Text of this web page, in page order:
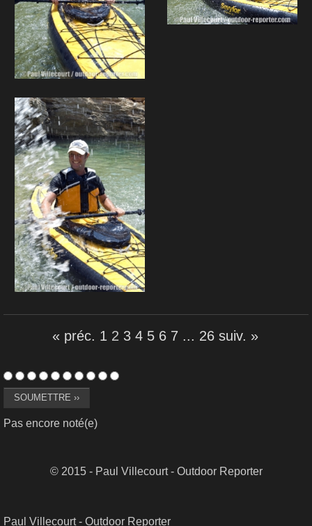
« préc. 1 2 3 4 5 6 7 ... 26 suiv. »
Pas encore noté(e)
© 2015 - Paul Villecourt - Outdoor Reporter
Paul Villecourt - Outdoor Reporter